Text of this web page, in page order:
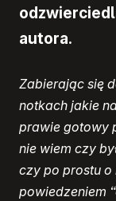
autora.
Zabierając się
notkach jakie
prawie gotowy
nie wiem czy
czy po prostu o
powiedzeniem